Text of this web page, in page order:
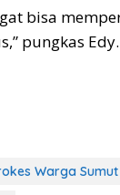
bisa
pungkas Edy.
Warga